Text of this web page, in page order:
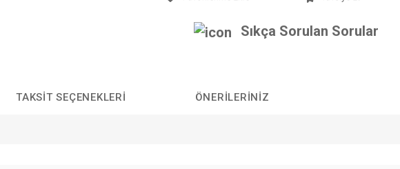
Sıkça Sorulan Sorular
TAKSIT SEÇENEKLERI ÖNERILERINIZ